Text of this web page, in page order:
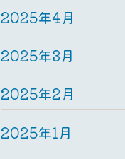
2025年4月
2025年3月
2025年2月
2025年1月